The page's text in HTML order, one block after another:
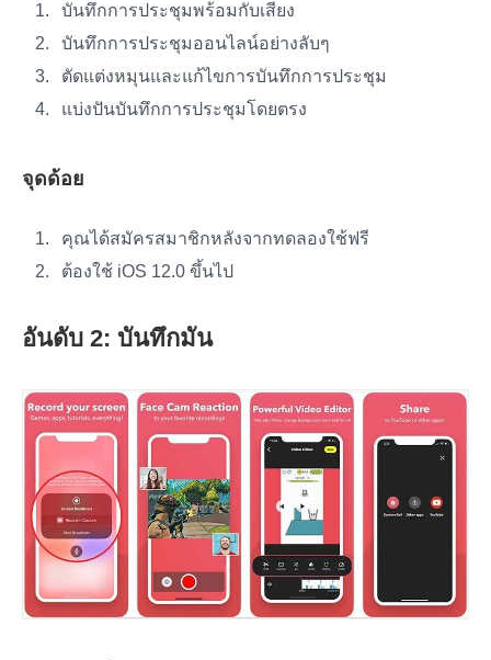
บันทึกการประชุมพร้อมกับเสียง
บันทึกการประชุมออนไลน์อย่างลับๆ
ตัดแต่งหมุนและแก้ไขการบันทึกการประชุม
แบ่งปันบันทึกการประชุมโดยตรง
จุดด้อย
คุณได้สมัครสมาชิกหลังจากทดลองใช้ฟรี
ต้องใช้ iOS 12.0 ขึ้นไป
อันดับ 2: บันทึกมัน